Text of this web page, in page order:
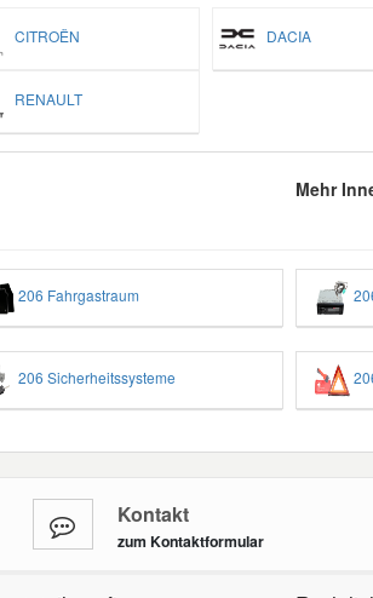
CITROËN DACIA
RENAULT
Mehr
206 Fahrgastraum
206 Sicherheitssysteme
Kontakt
zum Kontaktformular